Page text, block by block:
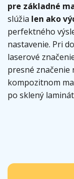
pre základné
slúžia len ako
perfektného
nastavenie. Pri
laserové
presné značenie
kompozitnom
po sklený